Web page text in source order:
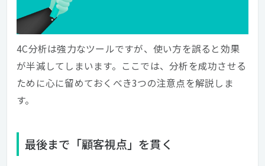
4C分析は強力なツールですが、使い方を誤ると効果
が半減してしまいます。ここでは、分析を成功させる
ために心に留めておくべき3つの注意点を解説しま
す。
最後まで「顧客視点」を貫く